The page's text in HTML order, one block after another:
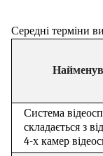
Середні терміни
Система
складається з
4-х камер